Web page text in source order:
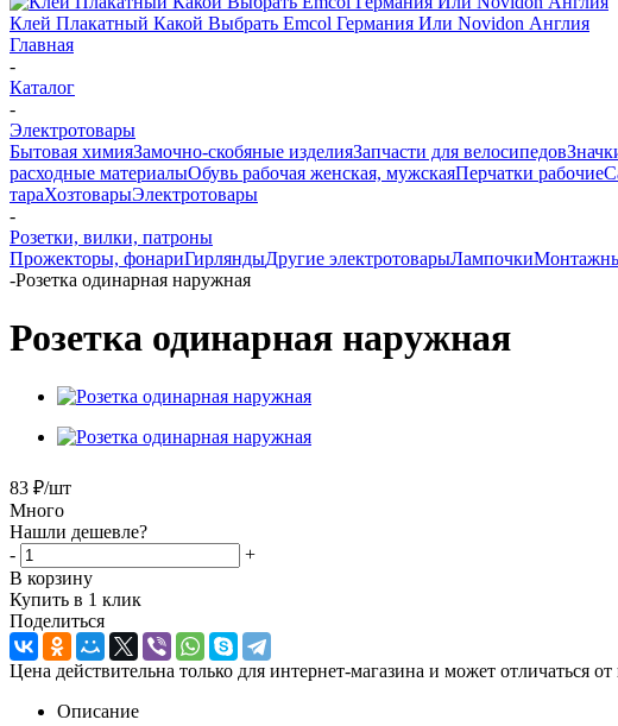
Клей Плакатный Какой Выбрать Emcol Германия Или Novidon Англия
Главная
-
Каталог
-
Электротовары
Бытовая химияЗамочно-скобяные изделияЗапчасти для велосипедов
расходные материалыОбувь рабочая женская, мужскаяПерчатки рабочие
тараХозтоварыЭлектротовары
-
Розетки, вилки, патроны
Прожекторы, фонариГирляндыДругие электротоварыЛампочки
-Розетка одинарная наружная
Розетка одинарная наружная
83 ₽/шт
Много
Нашли дешевле?
-
+
В корзину
Купить в 1 клик
Поделиться
Цена действительна только для интернет-магазина и может отличаться
Описание